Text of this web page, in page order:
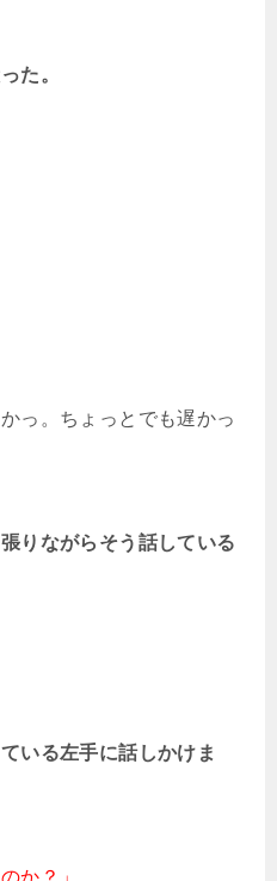
た。
っ。ちょっとでも遅かっ
りながらそう話している
いる左手に話しかけま
か？」